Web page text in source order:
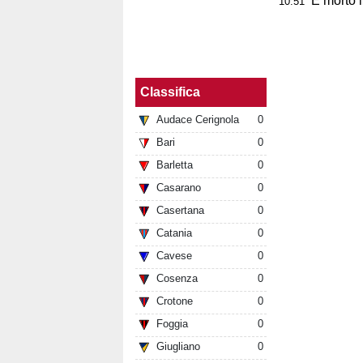
Classifica
Audace Cerignola
0
Bari
0
Barletta
0
Casarano
0
Casertana
0
Catania
0
Cavese
0
Cosenza
0
Crotone
0
Foggia
0
Giugliano
0